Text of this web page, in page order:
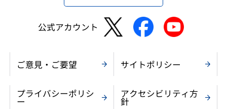
公式アカウント
ご意見・ご要望 サイトポリシー
プライバシーポリシ
ー
アクセシビリティ方
針